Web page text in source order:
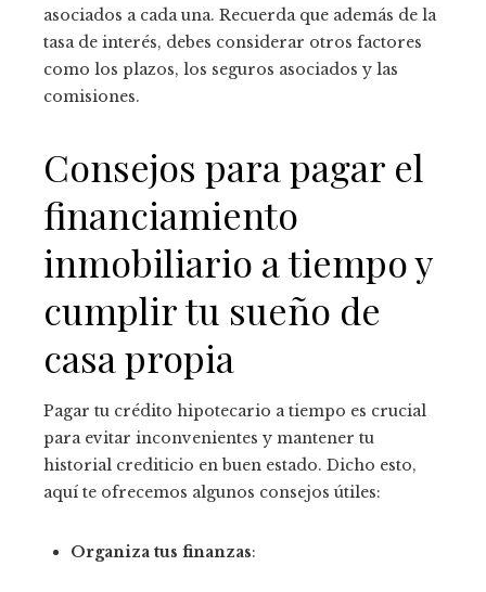
asociados a cada una. Recuerda que además de la
tasa de interés, debes considerar otros factores
como los plazos, los seguros asociados y las
comisiones.
Consejos para pagar el
financiamiento
inmobiliario a tiempo y
cumplir tu sueño de
casa propia
Pagar tu crédito hipotecario a tiempo es crucial
para evitar inconvenientes y mantener tu
historial crediticio en buen estado. Dicho esto,
aquí te ofrecemos algunos consejos útiles:
Organiza tus finanzas: